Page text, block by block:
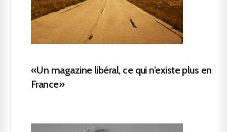
«Un magazine libéral, ce qui n’existe plus en
France»